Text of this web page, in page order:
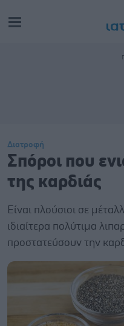
Διατροφή
Σπόροι που
της καρδιάς
Είναι πλούσιοι σε
ιδιαίτερα πολύτιμα
προστατεύσουν την